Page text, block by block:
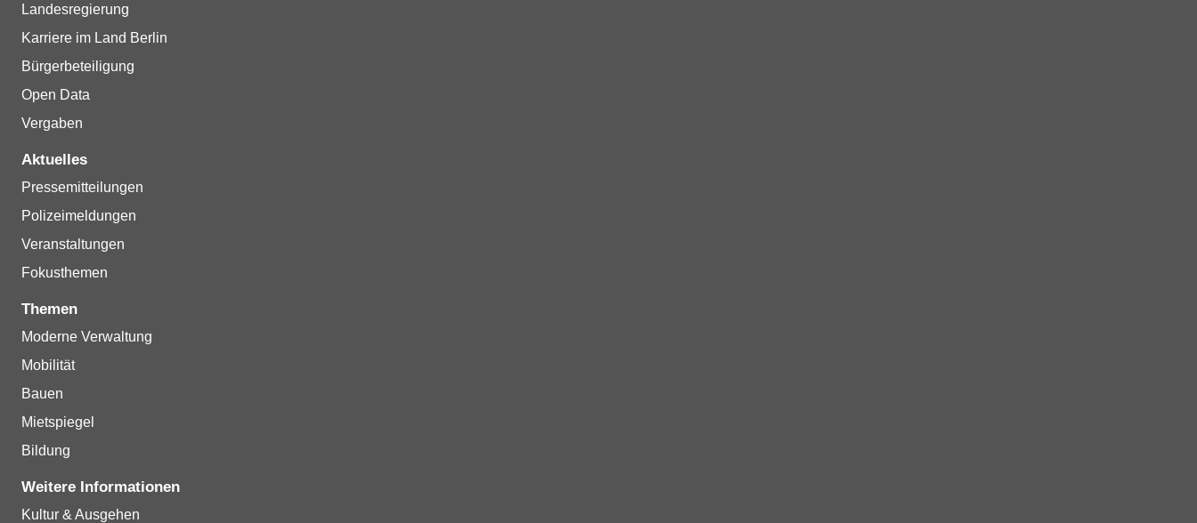
Landesregierung
Karriere im Land Berlin
Bürgerbeteiligung
Open Data
Vergaben
Aktuelles
Pressemitteilungen
Polizeimeldungen
Veranstaltungen
Fokusthemen
Themen
Moderne Verwaltung
Mobilität
Bauen
Mietspiegel
Bildung
Weitere Informationen
Kultur & Ausgehen